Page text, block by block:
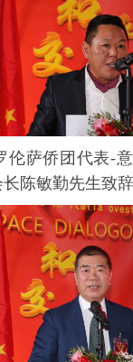
侨团代表-意
陈敏勤先生致辞